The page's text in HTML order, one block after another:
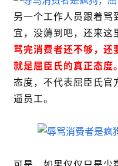
另一个工作人员跟着骂
宜，没薅到吧，还来这
骂完消费者还不够，还
就是屈臣氏的真正态度。
态度，不代表屈臣氏官
逼员工。